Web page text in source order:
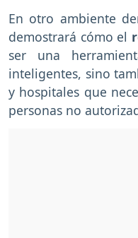
En otro ambiente
demostrará cómo el
ser una
inteligentes, sino
y hospitales que
personas no